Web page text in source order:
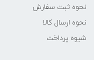
نحوه ثبت سفارش
نحوه ارسال کالا
شیوه پرداخت